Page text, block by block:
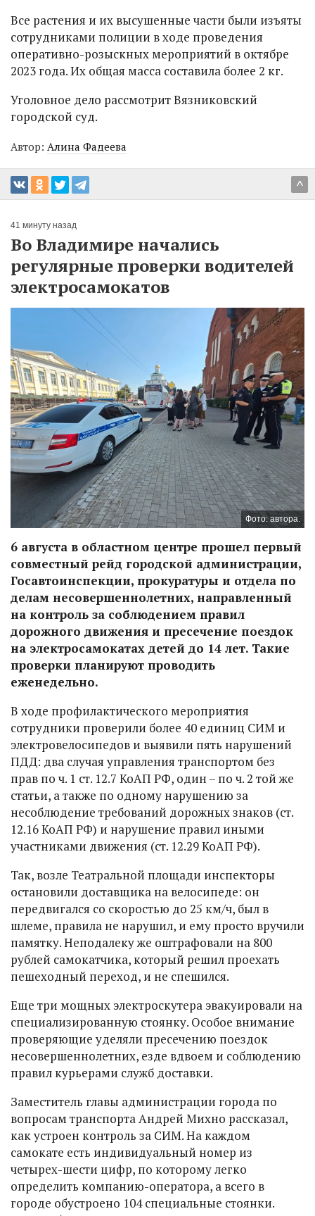
Все растения и их высушенные части были изъяты
сотрудниками полиции в ходе проведения
оперативно-розыскных мероприятий в октябре
2023 года. Их общая масса составила более 2 кг.
Уголовное дело рассмотрит Вязниковский
городской суд.
Автор: Алина Фадеева
^
41 минуту назад
Во Владимире начались
регулярные проверки водителей
электросамокатов
Фото: автора.
6 августа в областном центре прошел первый
совместный рейд городской администрации,
Госавтоинспекции, прокуратуры и отдела по
делам несовершеннолетних, направленный
на контроль за соблюдением правил
дорожного движения и пресечение поездок
на электросамокатах детей до 14 лет. Такие
проверки планируют проводить
еженедельно.
В ходе профилактического мероприятия
сотрудники проверили более 40 единиц СИМ и
электровелосипедов и выявили пять нарушений
ПДД: два случая управления транспортом без
прав по ч. 1 ст. 12.7 КоАП РФ, один – по ч. 2 той же
статьи, а также по одному нарушению за
несоблюдение требований дорожных знаков (ст.
12.16 КоАП РФ) и нарушение правил иными
участниками движения (ст. 12.29 КоАП РФ).
Так, возле Театральной площади инспекторы
остановили доставщика на велосипеде: он
передвигался со скоростью до 25 км/ч, был в
шлеме, правила не нарушил, и ему просто вручили
памятку. Неподалеку же оштрафовали на 800
рублей самокатчика, который решил проехать
пешеходный переход, и не спешился.
Еще три мощных электроскутера эвакуировали на
специализированную стоянку. Особое внимание
проверяющие уделяли пресечению поездок
несовершеннолетних, езде вдвоем и соблюдению
правил курьерами служб доставки.
Заместитель главы администрации города по
вопросам транспорта Андрей Михно рассказал,
как устроен контроль за СИМ. На каждом
самокате есть индивидуальный номер из
четырех-шести цифр, по которому легко
определить компанию-оператора, а всего в
городе обустроено 104 специальные стоянки.